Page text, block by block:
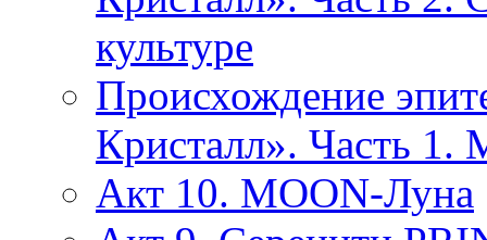
культуре
Происхождение
Кристалл». Часть 1.
Акт 10. MOON-Луна